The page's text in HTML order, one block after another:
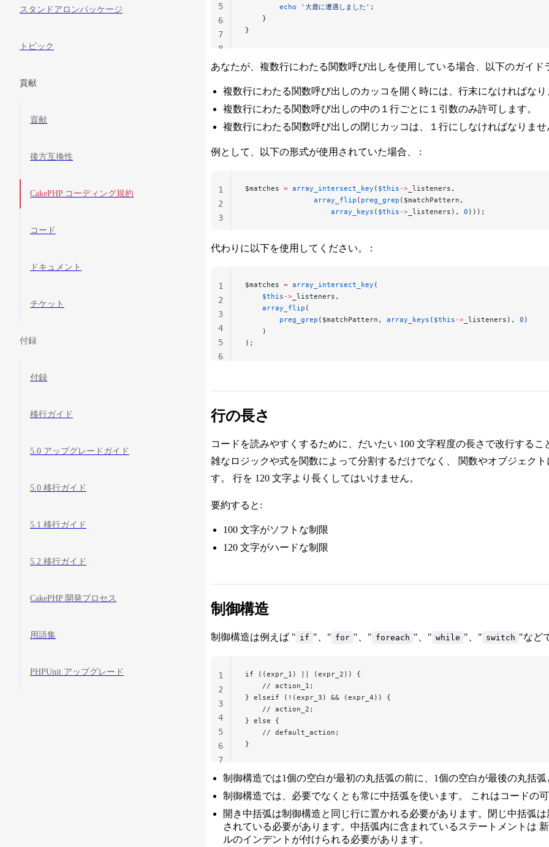
スタンドアロンパッケージ
トピック
貢献
貢献
後方互換性
CakePHP コーディング規約
コード
ドキュメント
チケット
付録
付録
移行ガイド
5.0 アップグレードガイド
5.0 移行ガイド
5.1 移行ガイド
5.2 移行ガイド
CakePHP 開発プロセス
用語集
PHPUnit アップグレード
        echo
'大鹿に遭遇しました' ;
    }
}
5
6
7
8
あなたが、複数行にわたる関数呼び出しを使用している場合、以下のガイド
複数行にわたる関数呼び出しのカッコを開く時には、行末になければなり
複数行にわたる関数呼び出しの中の１行ごとに１引数のみ許可します。
複数行にわたる関数呼び出しの閉じカッコは、１行にしなければなりませ
例として、以下の形式が使用されていた場合、 :
$matches = array_intersect_key ( $this -> _listeners,
                array_flip
( preg_grep ($matchPattern,
                    array_keys
( $this -> _listeners), 0 )));
1
2
3
代わりに以下を使用してください。 :
$matches = array_intersect_key (
    $this
-> _listeners,
    array_flip
(
        preg_grep
($matchPattern, array_keys ( $this -> _listeners), 0 )
    )
);
1
2
3
4
5
6
行の長さ
コードを読みやすくするために、だいたい 100 文字程度の長さで改行する
雑なロジックや式を関数によって分割するだけでなく、 関数やオブジェク
す。 行を 120 文字より長くしてはいけません。
要約すると:
100 文字がソフトな制限
120 文字がハードな制限
制御構造
制御構造は例えば " if "、" for "、" foreach "、" while "、" switch "など
if ((expr_1) || (expr_2)) {
    // action_1;
} elseif (!(expr_3) && (expr_4)) {
    // action_2;
} else {
    // default_action;
}
1
2
3
4
5
6
7
制御構造では1個の空白が最初の丸括弧の前に、1個の空白が最後の丸括
制御構造では、必要でなくとも常に中括弧を使います。 これはコードの
開き中括弧は制御構造と同じ行に置かれる必要があります。閉じ中括弧
されている必要があります。中括弧内に含まれているステートメントは
ルのインデントが付けられる必要があります。